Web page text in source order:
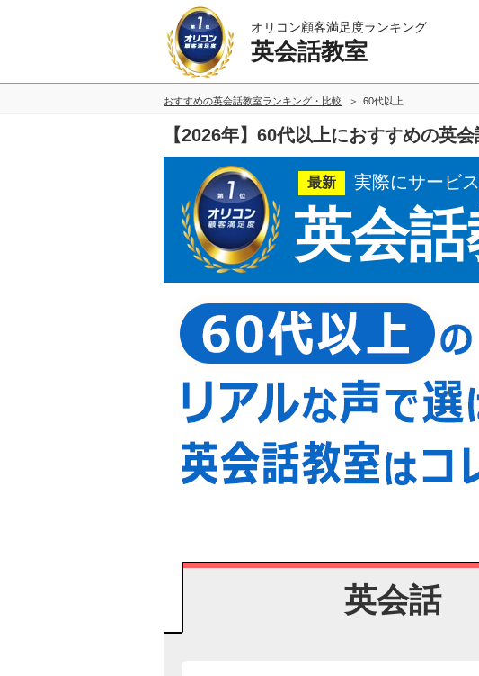
オリコン顧客満足度ランキング
英会話教室
おすすめの英会話教室ランキング・比較 60代以上
【2026年】60代以上におすすめの英
最新 実際にサービ
英会
英会話